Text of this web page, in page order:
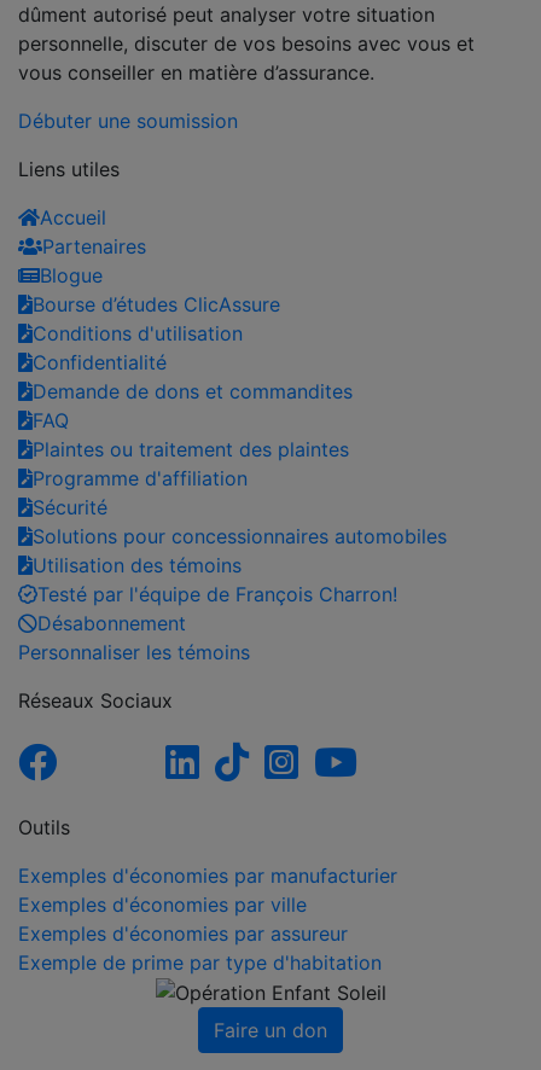
dûment autorisé peut analyser votre situation
personnelle, discuter de vos besoins avec vous et
vous conseiller en matière d’assurance.
Débuter une soumission
Liens utiles
Accueil
Partenaires
Blogue
Bourse d’études ClicAssure
Conditions d'utilisation
Confidentialité
Demande de dons et commandites
FAQ
Plaintes ou traitement des plaintes
Programme d'affiliation
Sécurité
Solutions pour concessionnaires automobiles
Utilisation des témoins
Testé par l'équipe de François Charron!
Désabonnement
Personnaliser les témoins
Réseaux Sociaux
Outils
Exemples d'économies par manufacturier
Exemples d'économies par ville
Exemples d'économies par assureur
Exemple de prime par type d'habitation
Faire un don